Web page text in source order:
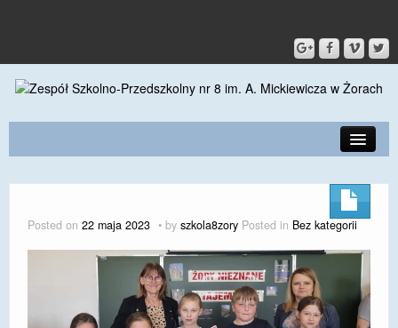
KONTAKT
DLA RODZICÓW I UCZNIÓW
DLA PRACOWNIKÓW
Posted on 22 maja 2023 by szkola8zory Posted in Bez kategorii